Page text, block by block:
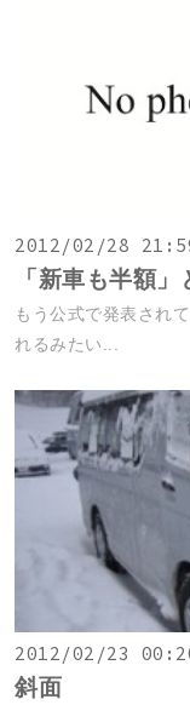
2012/02/28
「新車も半額」
もう公式で発表され
れるみたい...
2012/02/23
斜面